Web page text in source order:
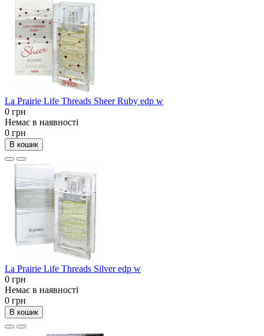
La Prairie Life Threads Sheer Ruby edp w
0 грн
Немає в наявності
0 грн
В кошик
La Prairie Life Threads Silver edp w
0 грн
Немає в наявності
0 грн
В кошик